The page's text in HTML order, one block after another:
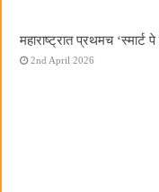
महाराष्ट्रात प्रथमच ‌‘स्मार्ट
2nd April 2026